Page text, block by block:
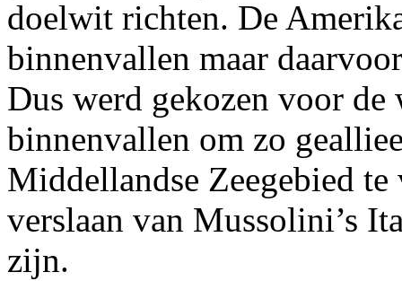
doelwit richten. De
binnenvallen maar
Dus werd gekozen voor
binnenvallen om zo
Middellandse Zeegebied
verslaan van Mussolini’s
zijn.